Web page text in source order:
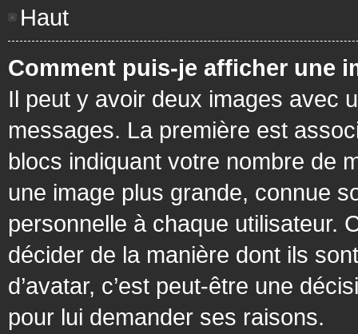
Haut
Comment puis-je afficher une
Il peut y avoir deux images avec
messages. La première est
blocs indiquant votre nombre de
une image plus grande, connue
personnelle à chaque utilisateur.
décider de la manière dont ils
d’avatar, c’est peut-être une
pour lui demander ses raisons.